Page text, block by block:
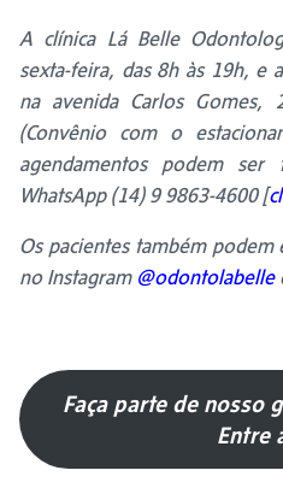
A clínica Lá Belle
sexta-feira, das 8h às 19h, e
na avenida Carlos
(Convênio com o
agendamentos podem
WhatsApp (14) 9 9863-4600 [
Os pacientes também
no Instagram @odontolabelle
Faça parte de nosso
Entre